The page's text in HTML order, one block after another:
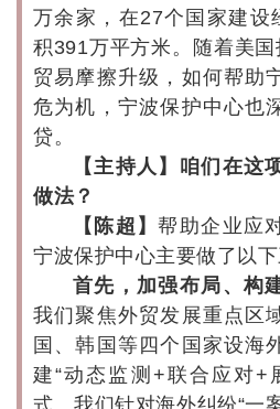
万余家，在27个国家建设
积391万平方米。随着美国
贸易摩擦升级，如何帮助
危为机，宁波保护中心也
贷。
【主持人】咱们在这
做法？
【陈超】帮助企业应
宁波保护中心主要做了以下
首先，加强布局、构
我们聚焦外贸发展重点区
国、韩国等四个国家设海
建“动态监测+联合应对+
式。我们针对海外纠纷“一